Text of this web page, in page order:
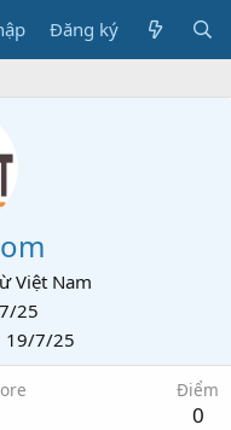
Đăng ký
Việt Nam
25
19/7/25
Điểm
0